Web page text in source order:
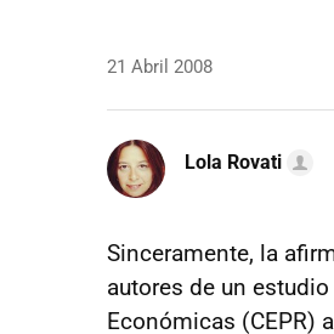
21 Abril 2008
Lola Rovati
Sinceramente, la
autores de un
Económicas (CEPR)